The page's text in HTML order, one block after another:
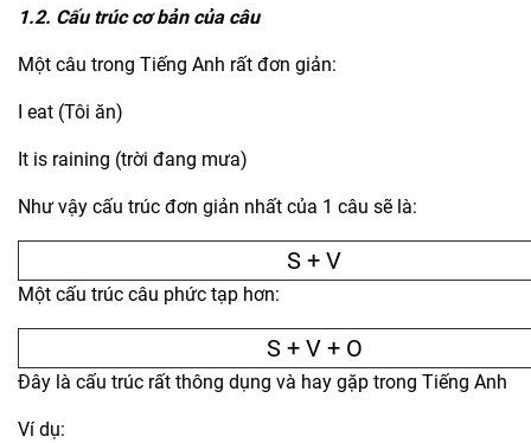
1.2. Cấu trúc cơ bản của câu
Một câu trong Tiếng Anh rất đơn giản:
I eat (Tôi ăn)
It is raining (trời đang mưa)
Như vậy cấu trúc đơn giản nhất của 1 câu sẽ là:
S + V
Một cấu trúc câu phức tạp hơn:
S + V + O
Đây là cấu trúc rất thông dụng và hay gặp trong Tiếng Anh
Ví dụ: